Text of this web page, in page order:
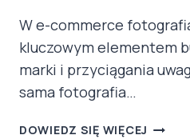
W e-commerce
kluczowym elementem
marki i przyciągania
sama fotografia…
DOWIEDZ SIĘ WIĘCEJ